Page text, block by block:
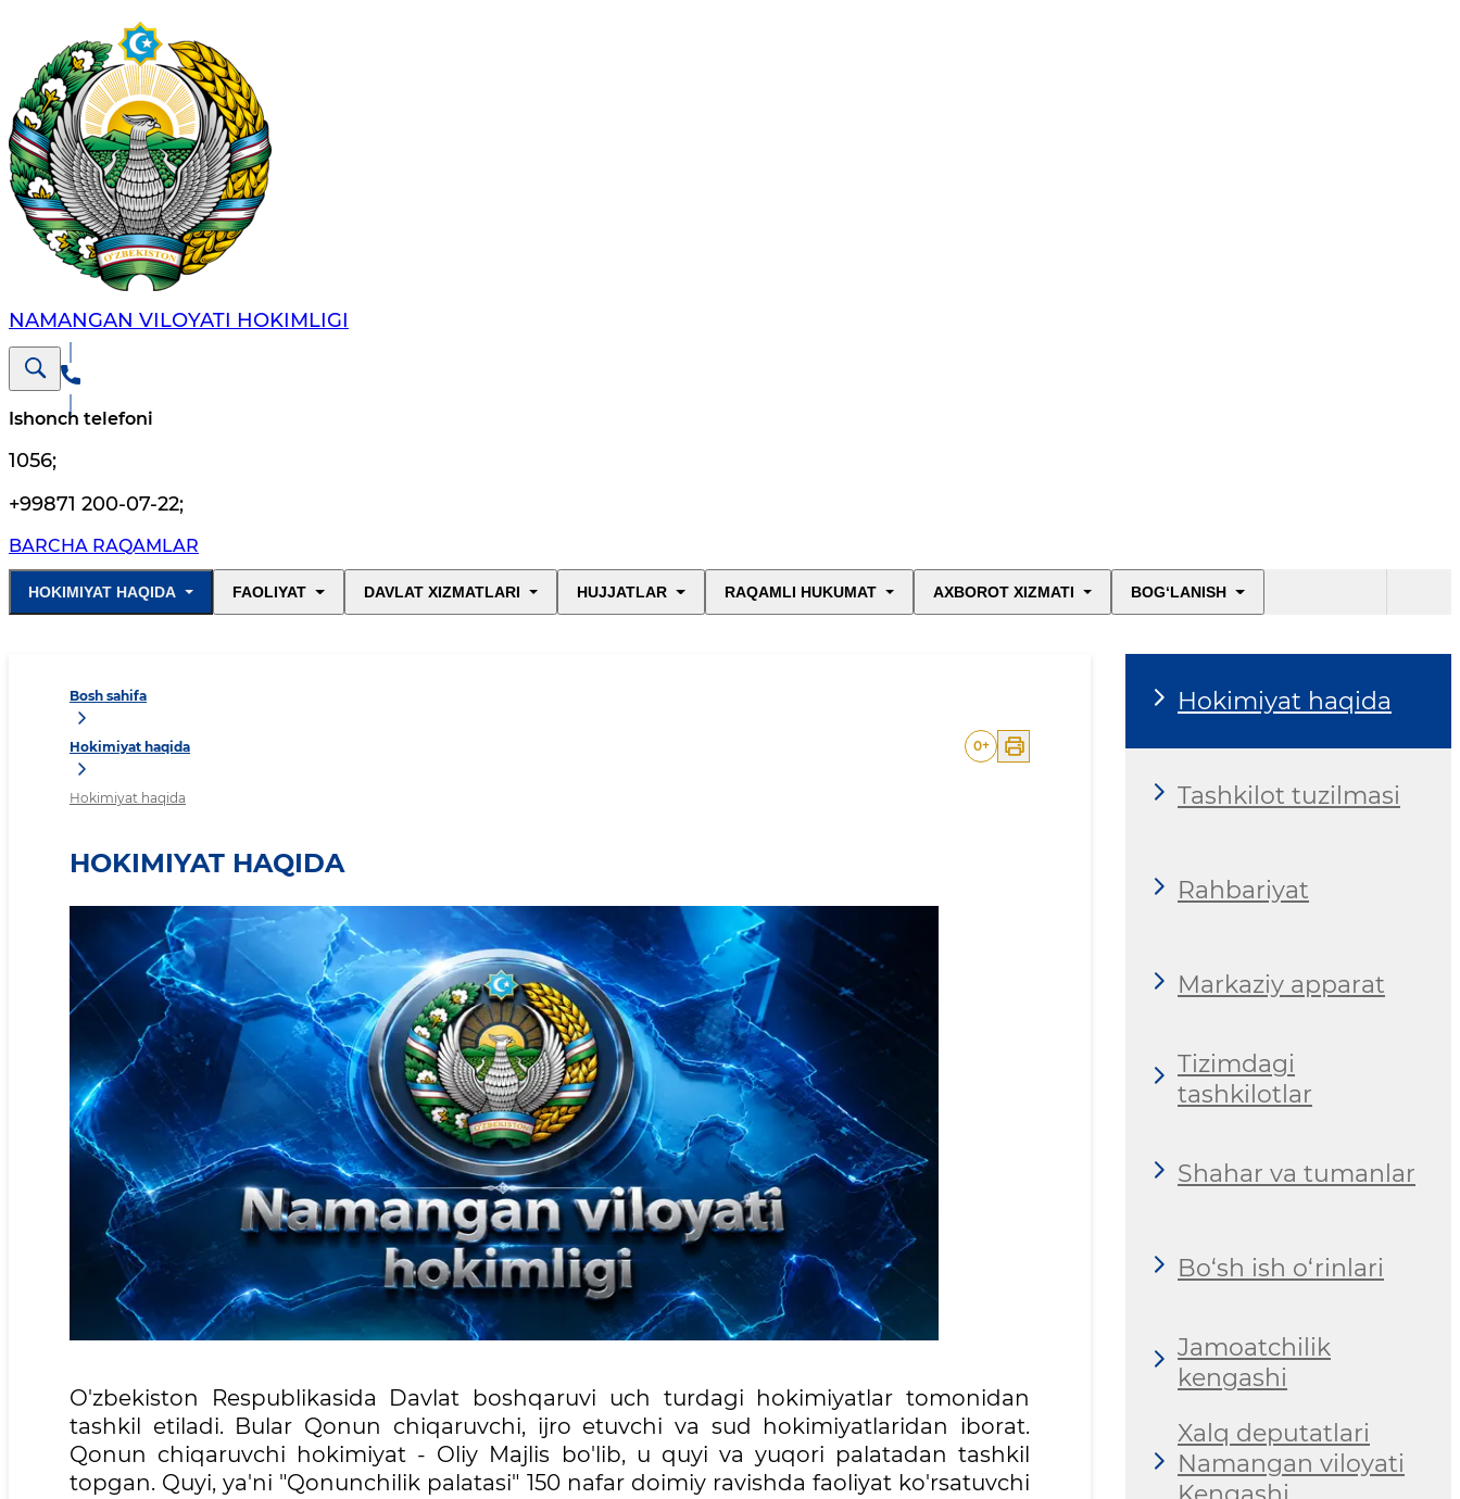
NAMANGAN VILОYATI HОKIMLIGI
Ishonch telefoni
1056;
+99871 200-07-22;
BARCHA RAQAMLAR
HOKIMIYAT HAQIDA FAOLIYAT DAVLAT XIZMATLARI HUJJATLAR RAQAMLI HUKUMAT AXBOROT XIZMATI BOG‘LANISH
Bosh sahifa
Hokimiyat haqida
Hokimiyat haqida
0+
HOKIMIYAT HAQIDA
O'zbekiston Respublikasida Davlat boshqaruvi uch turdagi hokimiyatlar tomonidan
tashkil etiladi. Bular Qonun chiqaruvchi, ijro etuvchi va sud hokimiyatlaridan iborat.
Qonun chiqaruvchi hokimiyat - Oliy Majlis bo'lib, u quyi va yuqori palatadan tashkil
topgan. Quyi, ya'ni "Qonunchilik palatasi" 150 nafar doimiy ravishda faoliyat ko'rsatuvchi
Hokimiyat haqida
Tashkilot tuzilmasi
Rahbariyat
Markaziy apparat
Tizimdagi
tashkilotlar
Shahar va tumanlar
Bo‘sh ish o‘rinlari
Jamoatchilik
kengashi
Xalq deputatlari
Namangan viloyati